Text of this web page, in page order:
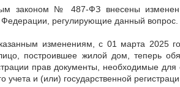
законом № 487-ФЗ внесены
Федерации, регулирующие данный вопрос.
изменениям, с 01 марта 2025
построившее жилой дом, теперь
прав документы, необходимые для
учета и (или) государственной